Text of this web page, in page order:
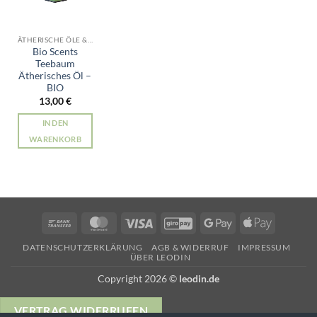
ÄTHERISCHE ÖLE & RÄUCHERWERK
Bio Scents
Teebaum
Ätherisches Öl –
BIO
13,00€
IN DEN
WARENKORB
Bank
MasterCardVisa GiroPay Google
Apple
DATENSCHUTZERKLÄRUNG AGB & WIDERRUF
IMPRESSUM
ÜBER LEODIN
Copyright 2026 © leodin.de
VERTRAG WIDERRUFEN